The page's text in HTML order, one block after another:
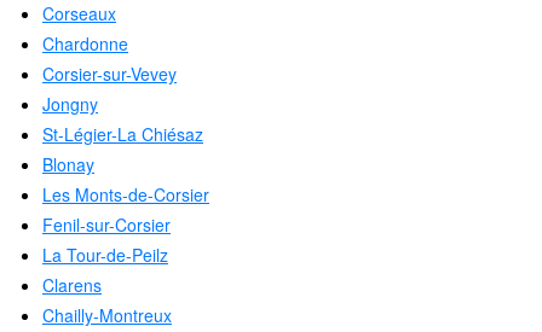
Corseaux
Chardonne
Corsier-sur-Vevey
Jongny
St-Légier-La Chiésaz
Blonay
Les Monts-de-Corsier
Fenil-sur-Corsier
La Tour-de-Peilz
Clarens
Chailly-Montreux